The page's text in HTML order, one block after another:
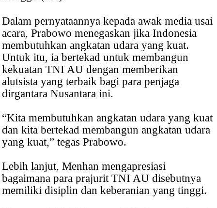
Dalam pernyataannya kepada awak media usai
acara, Prabowo menegaskan jika Indonesia
membutuhkan angkatan udara yang kuat.
Untuk itu, ia bertekad untuk membangun
kekuatan TNI AU dengan memberikan
alutsista yang terbaik bagi para penjaga
dirgantara Nusantara ini.
“Kita membutuhkan angkatan udara yang kuat
dan kita bertekad membangun angkatan udara
yang kuat,” tegas Prabowo.
Lebih lanjut, Menhan mengapresiasi
bagaimana para prajurit TNI AU disebutnya
memiliki disiplin dan keberanian yang tinggi.